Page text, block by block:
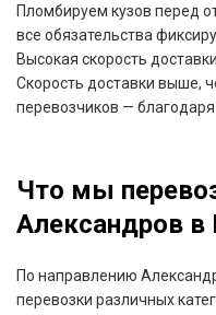
Пломбируем кузов перед
все обязательства
Высокая скорость доставки
Скорость доставки выше,
перевозчиков —
Что мы
Александров в
По направлению
перевозки различных